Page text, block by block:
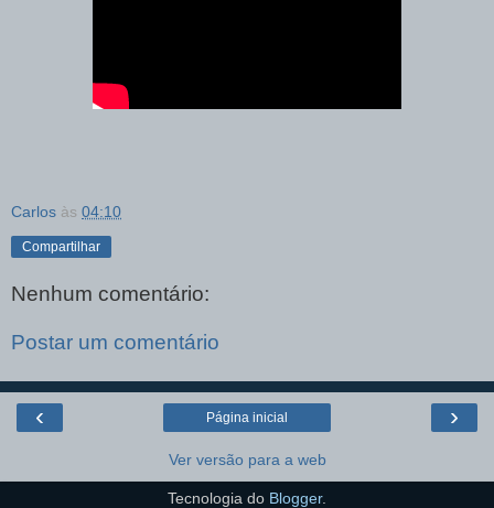
Carlos às 04:10
Compartilhar
Nenhum comentário:
Postar um comentário
‹ ›
Página inicial
Ver versão para a web
Tecnologia do Blogger.